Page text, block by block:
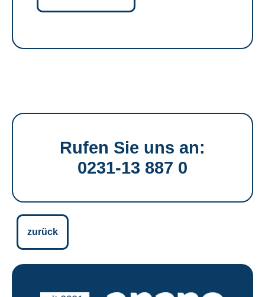
Rufen Sie uns an:
0231-13 887 0
zurück